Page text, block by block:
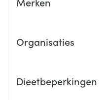
Organisaties
Dieetbeperkingen